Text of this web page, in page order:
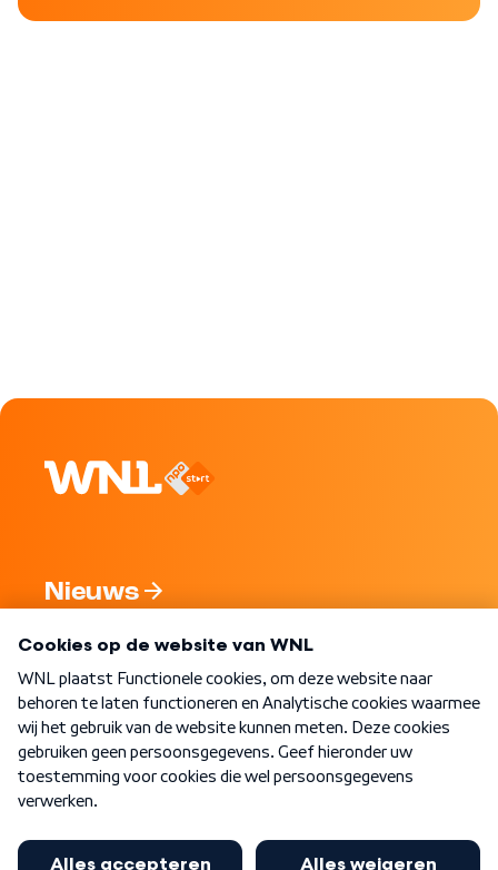
Nieuws
Nieuwsbrief
Word Lid